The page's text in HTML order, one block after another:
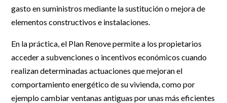
gasto en suministros mediante la sustitución o mejora de
elementos constructivos e instalaciones.
En la práctica, el Plan Renove permite a los propietarios
acceder a subvenciones o incentivos económicos cuando
realizan determinadas actuaciones que mejoran el
comportamiento energético de su vivienda, como por
ejemplo cambiar ventanas antiguas por unas más eficientes